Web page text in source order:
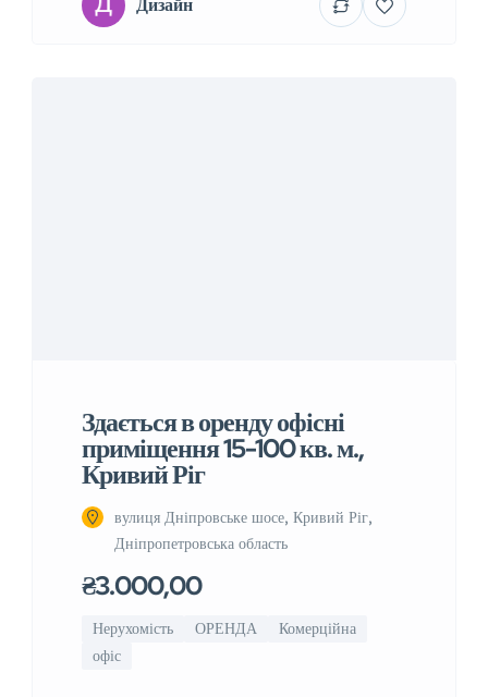
Дизайн
Здається в оренду офісні
приміщення 15-100 кв. м.,
Кривий Ріг
вулиця Дніпровське шосе, Кривий Ріг,
Дніпропетровська область
₴3.000,00
Нерухомість ОРЕНДА
Комерційна
офіс